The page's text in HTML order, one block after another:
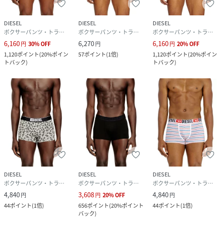
DIESEL
ボクサーパンツ・トランクス
6,160円 30%OFF
1,120ポイント(20%ポイン
トバック)
DIESEL
ボクサーパンツ・トランクス
6,270円
57ポイント(1倍)
DIESEL
ボクサーパンツ・トランクス
6,160円 20%OFF
1,120ポイント(20%ポイン
トバック)
DIESEL
ボクサーパンツ・トランクス
4,840円
44ポイント(1倍)
DIESEL
ボクサーパンツ・トランクス
3,608円 20%OFF
656ポイント(20%ポイント
バック)
DIESEL
ボクサーパンツ・トランクス
4,840円
44ポイント(1倍)